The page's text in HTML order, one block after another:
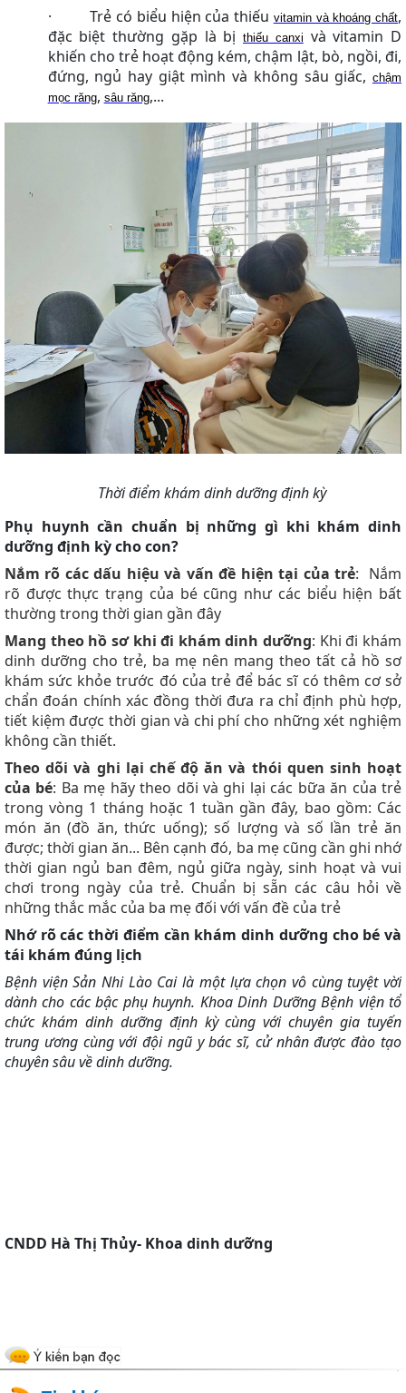
·
Trẻ có biểu hiện của thiếu vitamin và khoáng chất,
đặc biệt thường gặp là bịthiếu canxi và vitamin D
khiến cho trẻ hoạt động kém, chậm lật, bò, ngồi, đi,
đứng, ngủ hay giật mình và không sâu giấc, chậm
mọc răng, sâu răng,...
Thời điểm khám dinh dưỡng định kỳ
Phụ huynh cần chuẩn bị những gì khi khám dinh
dưỡng định kỳ cho con?
Nắm rõ các dấu hiệu và vấn đề hiện tại của trẻ: Nắm
rõ được thực trạng của bé cũng như các biểu hiện bất
thường trong thời gian gần đây
Mang theo hồ sơ khi đi khám dinh dưỡng: Khi đi khám
dinh dưỡng cho trẻ, ba mẹ nên mang theo tất cả hồ sơ
khám sức khỏe trước đó của trẻ để bác sĩ có thêm cơ sở
chẩn đoán chính xác đồng thời đưa ra chỉ định phù hợp,
tiết kiệm được thời gian và chi phí cho những xét nghiệm
không cần thiết.
Theo dõi và ghi lại chế độ ăn và thói quen sinh hoạt
của bé: Ba mẹ hãy theo dõi và ghi lại các bữa ăn của trẻ
trong vòng 1 tháng hoặc 1 tuần gần đây, bao gồm: Các
món ăn (đồ ăn, thức uống); số lượng và số lần trẻ ăn
được; thời gian ăn... Bên cạnh đó, ba mẹ cũng cần ghi nhớ
thời gian ngủ ban đêm, ngủ giữa ngày, sinh hoạt và vui
chơi trong ngày của trẻ. Chuẩn bị sẵn các câu hỏi về
những thắc mắc của ba mẹ đối với vấn đề của trẻ
Nhớ rõ các thời điểm cần khám dinh dưỡng cho bé và
tái khám đúng lịch
Bệnh viện Sản Nhi Lào Cai là một lựa chọn vô cùng tuyệt vời
dành cho các bậc phụ huynh. Khoa Dinh Dưỡng Bệnh viện tổ
chức khám dinh dưỡng định kỳ cùng với chuyên gia tuyến
trung ương cùng với đội ngũ y bác sĩ, cử nhân được đào tạo
chuyên sâu về dinh dưỡng.
CNDD Hà Thị Thủy- Khoa dinh dưỡng